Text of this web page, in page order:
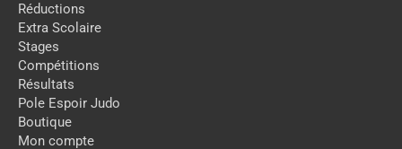
Réductions
Extra Scolaire
Stages
Compétitions
Résultats
Pole Espoir Judo
Boutique
Mon compte